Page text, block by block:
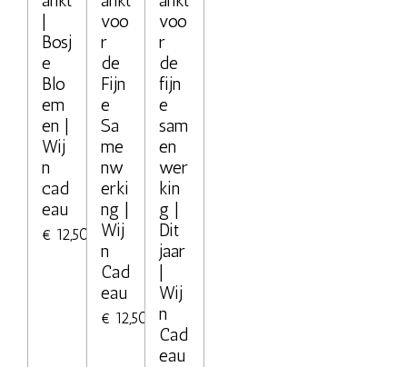
|
Bosj
e
Blo
em
en |
Wij
n
cad
eau
€ 12,50
voo
r
de
Fijn
e
Sa
me
nw
erki
ng |
Wij
n
Cad
eau
€ 12,50
voo
r
de
fijn
e
sam
en
wer
kin
g |
Dit
jaar
|
Wij
n
Cad
eau